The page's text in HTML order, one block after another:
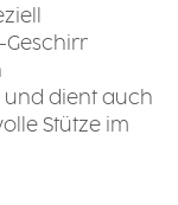
Geschirr
und dient auch
Stütze im